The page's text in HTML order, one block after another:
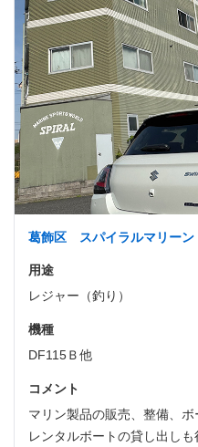
葛飾区 スパイラルマリーン
用途
レジャー（釣り）
機種
DF115Ｂ他
コメント
マリン製品の販売、整備、ボ
レンタルボートの貸し出しも